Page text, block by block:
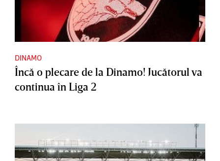
DINAMO
Încă o plecare de la Dinamo! Jucătorul va
continua în Liga 2